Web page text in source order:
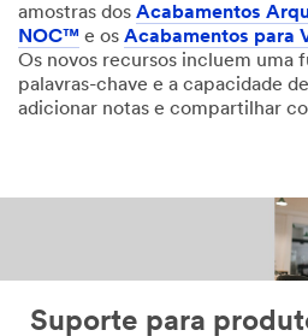
amostras dos Acabamentos
NOC™ e os Acabamentos para
Os novos recursos incluem uma
palavras-chave e a capacidade
adicionar notas e compartilhar
Suporte para